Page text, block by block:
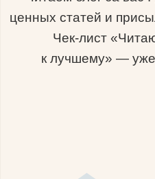
ценных статей и
Чек-лист
к лучшему» —